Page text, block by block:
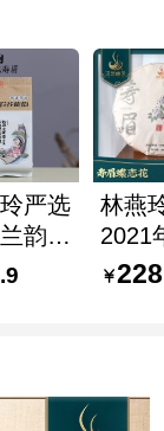
严选
韵老
.9
林燕
2021
眉 蝶
228